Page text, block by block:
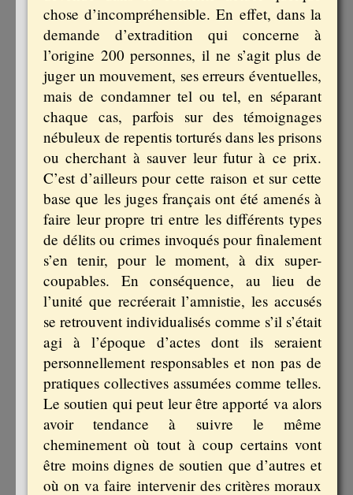
chose d’incompréhensible. En effet, dans la
demande d’extradition qui concerne à
l’origine 200 personnes, il ne s’agit plus de
juger un mouvement, ses erreurs éventuelles,
mais de condamner tel ou tel, en séparant
chaque cas, parfois sur des témoignages
nébuleux de repentis torturés dans les prisons
ou cherchant à sauver leur futur à ce prix.
C’est d’ailleurs pour cette raison et sur cette
base que les juges français ont été amenés à
faire leur propre tri entre les différents types
de délits ou crimes invoqués pour finalement
s’en tenir, pour le moment, à dix super-
coupables. En conséquence, au lieu de
l’unité que recréerait l’amnistie, les accusés
se retrouvent individualisés comme s’il s’était
agi à l’époque d’actes dont ils seraient
personnellement responsables et non pas de
pratiques collectives assumées comme telles.
Le soutien qui peut leur être apporté va alors
avoir tendance à suivre le même
cheminement où tout à coup certains vont
être moins dignes de soutien que d’autres et
où on va faire intervenir des critères moraux